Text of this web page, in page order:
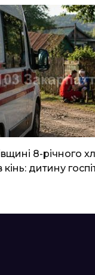
8-річного
дитину